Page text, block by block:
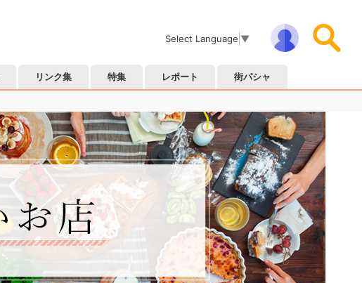
Select Language ▼
リンク集 特集 レポート 街パシャ